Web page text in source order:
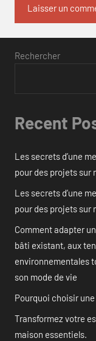
Rechercher
Recent
Les secrets d’une
pour des projets sur
Les secrets d’une
pour des projets sur
Comment adapter
bâti existant, aux
environnementales
son mode de vie
Pourquoi choisir
Transformez votre
maison essentiels.